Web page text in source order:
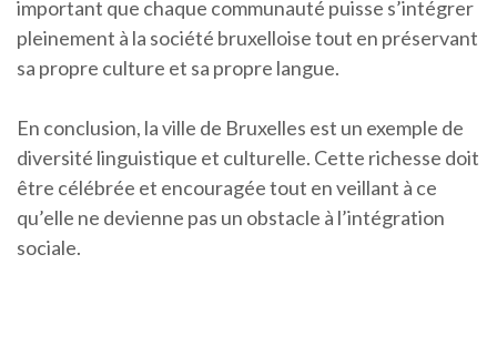
important que chaque communauté puisse s’intégrer
pleinement à la société bruxelloise tout en préservant
sa propre culture et sa propre langue.
En conclusion, la ville de Bruxelles est un exemple de
diversité linguistique et culturelle. Cette richesse doit
être célébrée et encouragée tout en veillant à ce
qu’elle ne devienne pas un obstacle à l’intégration
sociale.